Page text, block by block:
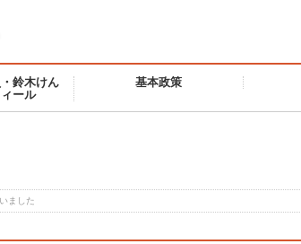
鈴木けん
ール
基本政策
ました